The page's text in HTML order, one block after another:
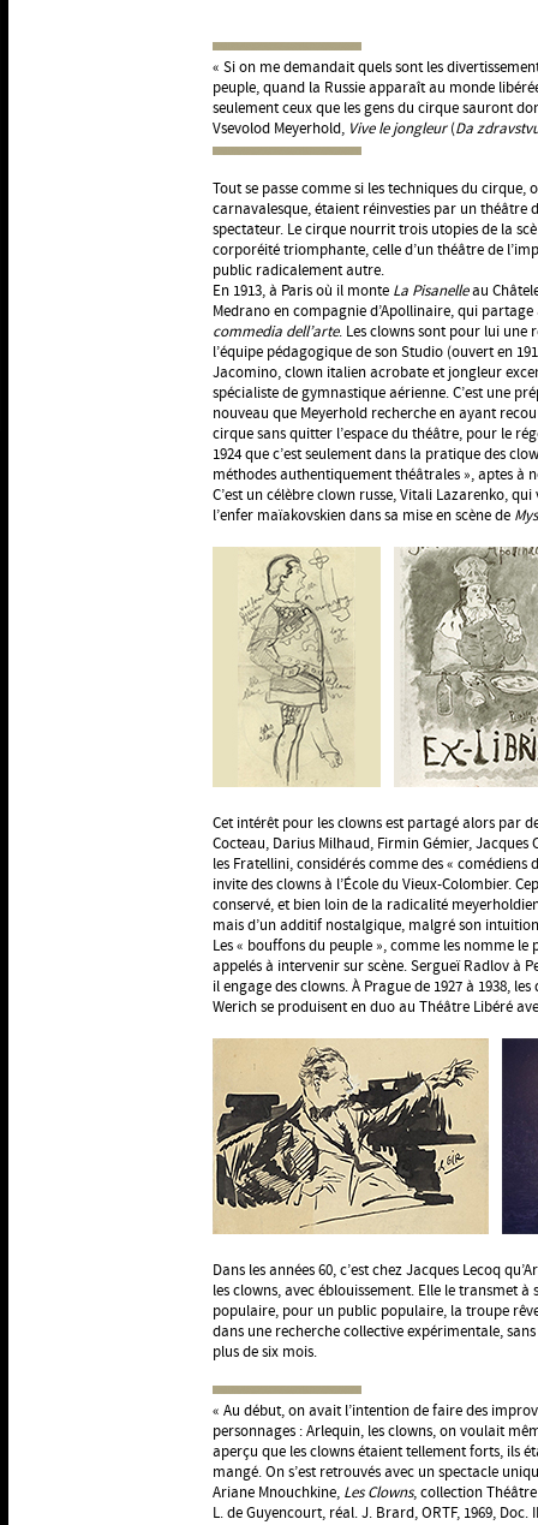
« Si on me demandait quels sont les
peuple, quand la Russie apparaît au monde
seulement ceux que les gens du cirque sauront
Vsevolod Meyerhold, Vive le jongleur(Da
Tout se passe comme si les techniques du cirque,
carnavalesque, étaient réinvesties par un théâtre
spectateur. Le cirque nourrit trois utopies de la
corporéité triomphante, celle d’un théâtre de
public radicalement autre.
En 1913, à Paris où il monte La Pisanelleau
Medrano en compagnie d’Apollinaire, qui
commedia dell’arte. Les clowns sont pour lui une
l’équipe pédagogique de son Studio (ouvert en
Jacomino, clown italien acrobate et jongleur
spécialiste de gymnastique aérienne. C’est une
nouveau que Meyerhold recherche en ayant
cirque sans quitter l’espace du théâtre, pour le
1924 que c’est seulement dans la pratique des
méthodes authentiquement théâtrales », aptes à
C’est un célèbre clown russe, Vitali Lazarenko,
l’enfer maïakovskien dans sa mise en scène de
Cet intérêt pour les clowns est partagé alors par
Cocteau, Darius Milhaud, Firmin Gémier,
les Fratellini, considérés comme des « comédiens
invite des clowns à l’École du Vieux-Colombier.
conservé, et bien loin de la radicalité
mais d’un additif nostalgique, malgré son
Les « bouffons du peuple », comme les nomme le
appelés à intervenir sur scène. Sergueï Radlov à
il engage des clowns. À Prague de 1927 à 1938,
Werich se produisent en duo au Théâtre Libéré
Dans les années 60, c’est chez Jacques Lecoq
les clowns, avec éblouissement. Elle le transmet
populaire, pour un public populaire, la troupe
dans une recherche collective expérimentale,
plus de six mois.
« Au début, on avait l’intention de faire des
personnages : Arlequin, les clowns, on voulait
aperçu que les clowns étaient tellement forts, ils
mangé. On s’est retrouvés avec un spectacle
Ariane Mnouchkine, Les Clowns, collection
L. de Guyencourt, réal. J. Brard, ORTF, 1969, Doc.